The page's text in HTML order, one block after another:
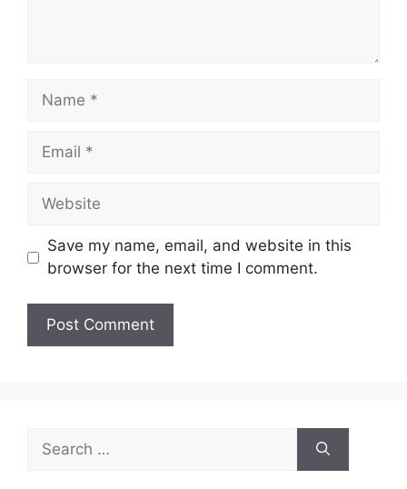
Name
Email
Website
Save my name, email, and website in this
browser for the next time I comment.
for: